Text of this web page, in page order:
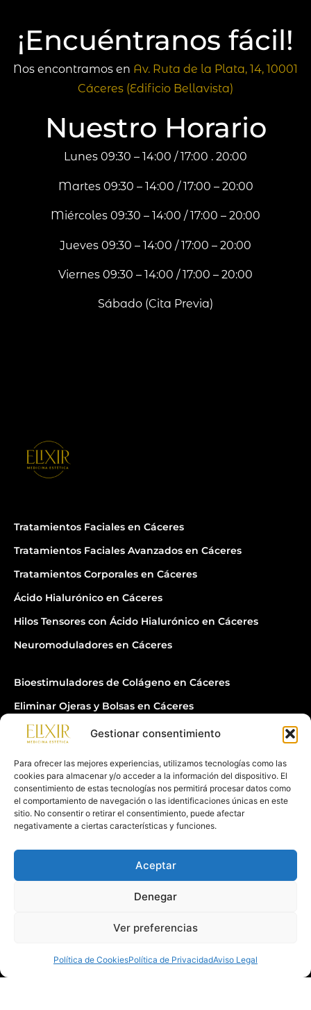
Gestionar consentimiento
Para ofrecer las mejores experiencias, utilizamos tecnologías como las
cookies para almacenar y/o acceder a la información del dispositivo. El
consentimiento de estas tecnologías nos permitirá procesar datos como
el comportamiento de navegación o las identificaciones únicas en este
sitio. No consentir o retirar el consentimiento, puede afectar
negativamente a ciertas características y funciones.
Aceptar
Denegar
Ver preferencias
Política de CookiesPolítica de PrivacidadAviso Legal
¡Encuéntranos fácil!
Nos encontramos en Av. Ruta de la Plata, 14, 10001
Cáceres (Edificio Bellavista)
Nuestro Horario
Lunes 09:30 – 14:00 / 17:00 . 20:00
Martes 09:30 – 14:00 / 17:00 – 20:00
Miércoles 09:30 – 14:00 / 17:00 – 20:00
Jueves 09:30 – 14:00 / 17:00 – 20:00
Viernes 09:30 – 14:00 / 17:00 – 20:00
Sábado (Cita Previa)
Tratamientos Faciales en Cáceres
Tratamientos Faciales Avanzados en Cáceres
Tratamientos Corporales en Cáceres
Ácido Hialurónico en Cáceres
Hilos Tensores con Ácido Hialurónico en Cáceres
Neuromoduladores en Cáceres
Bioestimuladores de Colágeno en Cáceres
Eliminar Ojeras y Bolsas en Cáceres
Tratamiento Manchas y Melasma en Cáceres
Microneedling con Neopen en Cáceres
Mesoterapia en Cáceres
Medicina Estética Infanto Juvenil en Cáceres
Politica Privacidad
Todos los derechos reservados Elixir ® 2025 | Diseño Desarrollado